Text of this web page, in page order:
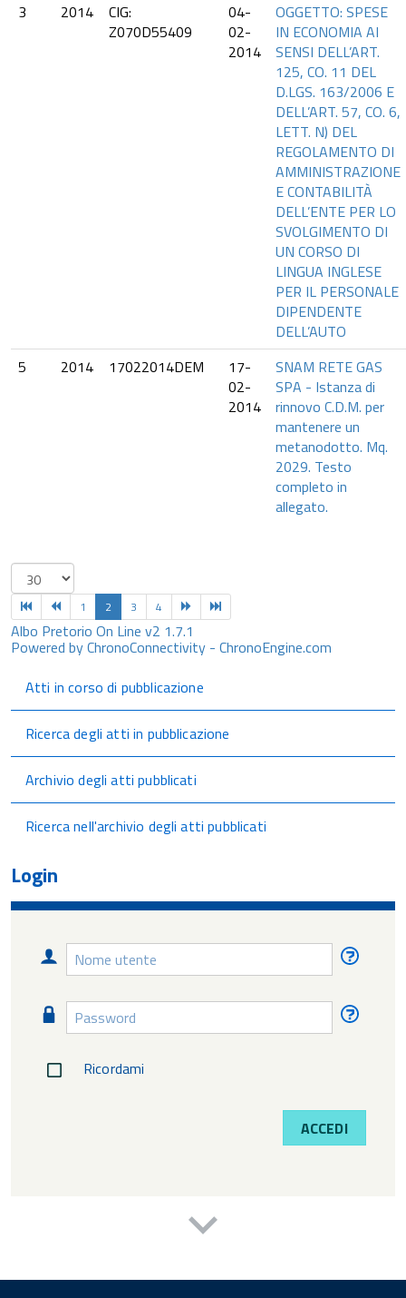
3
2014
CIG:
Z070D55409
04-
02-
2014
OGGETTO: SPESE
IN ECONOMIA AI
SENSI DELL’ART.
125, CO. 11 DEL
D.LGS. 163/2006 E
DELL’ART. 57, CO. 6,
LETT. N) DEL
REGOLAMENTO DI
AMMINISTRAZIONE
E CONTABILITÀ
DELL’ENTE PER LO
SVOLGIMENTO DI
UN CORSO DI
LINGUA INGLESE
PER IL PERSONALE
DIPENDENTE
DELL’AUTO
5
2014 17022014DEM
17-
02-
2014
SNAM RETE GAS
SPA - Istanza di
rinnovo C.D.M. per
mantenere un
metanodotto. Mq.
2029. Testo
completo in
allegato.
1 2 3 4
Albo Pretorio On Line v2 1.7.1
Powered by ChronoConnectivity - ChronoEngine.com
Atti in corso di pubblicazione
Ricerca degli atti in pubblicazione
Archivio degli atti pubblicati
Ricerca nell'archivio degli atti pubblicati
Login
Nome
utente
Password
Ricordami
ACCEDI